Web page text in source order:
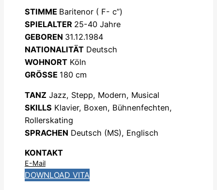
STIMME Baritenor ( F- c’’)
SPIELALTER 25-40 Jahre
GEBOREN 31.12.1984
NATIONALITÄTDeutsch
WOHNORTKöln
GRÖSSE 180 cm
TANZ Jazz, Stepp, Modern, Musical
SKILLS Klavier, Boxen, Bühnenfechten,
Rollerskating
SPRACHEN Deutsch (MS), Englisch
KONTAKT
E-Mail
DOWNLOAD VITA